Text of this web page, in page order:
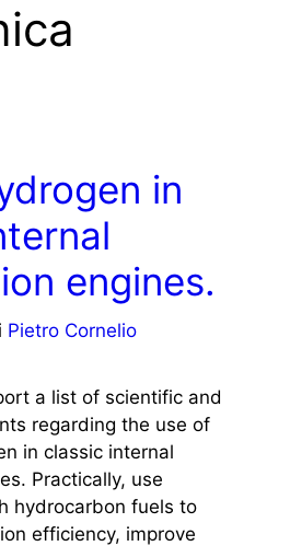
in
engines.
Pietro Cornelio
a list of scientific and
regarding the use of
in classic internal
Practically, use
hydrocarbon fuels to
efficiency, improve